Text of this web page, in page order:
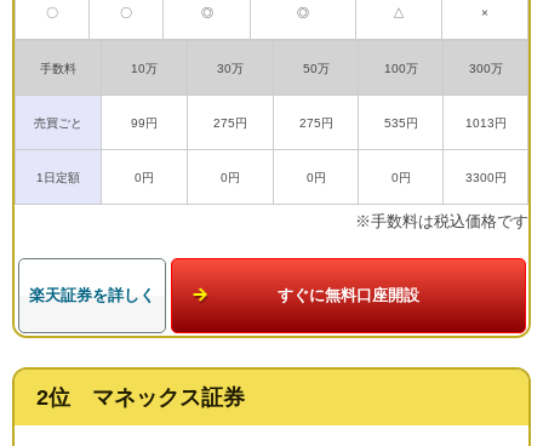
〇 〇 ◎ ◎ △ ×
手数料 10万 30万 50万 100万 300万
売買ごと 99円 275円 275円 535円 1013円
1日定額 0円 0円 0円 0円 3300円
※手数料は税込価格です
楽天証券を詳しく すぐに無料口座開設
2位 マネックス証券